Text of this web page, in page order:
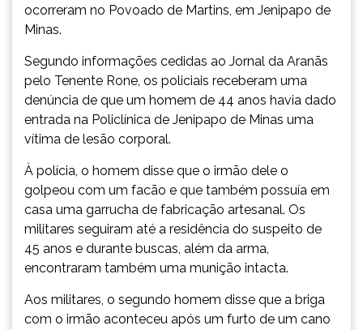
ocorreram no Povoado de Martins, em Jenipapo de
Minas.
Segundo informações cedidas ao Jornal da Aranãs
pelo Tenente Rone, os policiais receberam uma
denúncia de que um homem de 44 anos havia dado
entrada na Policlínica de Jenipapo de Minas uma
vítima de lesão corporal.
À polícia, o homem disse que o irmão dele o
golpeou com um facão e que também possuía em
casa uma garrucha de fabricação artesanal. Os
militares seguiram até a residência do suspeito de
45 anos e durante buscas, além da arma,
encontraram também uma munição intacta.
Aos militares, o segundo homem disse que a briga
com o irmão aconteceu após um furto de um cano